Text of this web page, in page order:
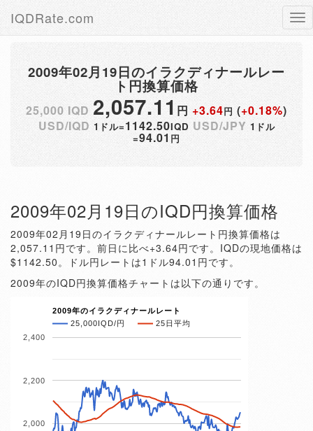
IQDRate.com
2009年02月19日のイラクディナールレー
ト円換算価格
25,000 IQD 2,057.11円+3.64円 (+0.18%)
USD/IQD 1ドル=1142.50IQD USD/JPY 1ドル
=94.01円
2009年02月19日のIQD円換算価格
2009年02月19日のイラクディナールレート円換算価格は
2,057.11円です。前日に比べ+3.64円です。IQDの現地価格は
$1142.50。ドル円レートは1ドル94.01円です。
2009年のIQD円換算価格チャートは以下の通りです。
2009年のイラクディナールレート
25,000IQD/円
25日平均
2,000
2,200
2,400